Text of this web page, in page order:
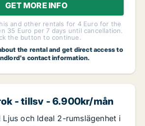
GET MORE INFO
and other rentals for 4 Euro for the
35 Euro per 7 days until cancellation.
the button to continue.
the rental and get direct access to
contact information.
- tillsv - 6.900kr/mån
Ljus och Ideal 2-rumslägenhet i